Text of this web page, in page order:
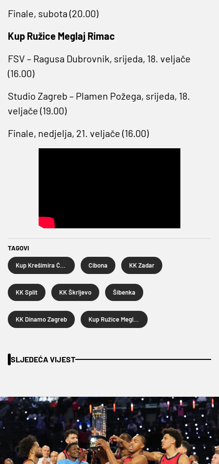
Finale, subota (20.00)
Kup Ružice Meglaj Rimac
FSV – Ragusa Dubrovnik, srijeda, 18. veljače
(16.00)
Studio Zagreb – Plamen Požega, srijeda, 18.
veljače (19.00)
Finale, nedjelja, 21. veljače (16.00)
TAGOVI
Cibona KK Zadar
KK Split KK Škrljevo Šibenka
KK Dinamo Zagreb
SLJEDEĆA VIJEST